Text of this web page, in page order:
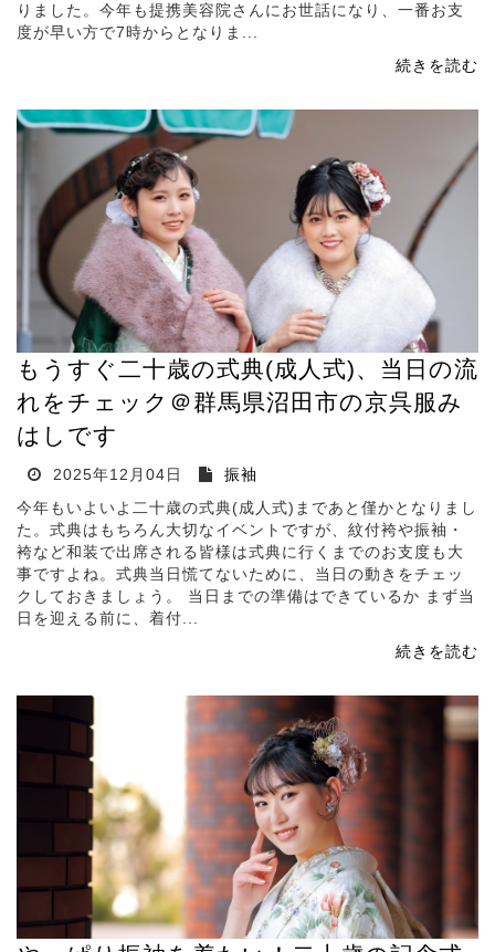
りました。今年も提携美容院さんにお世話になり、一番お支
度が早い方で7時からとなりま...
続きを読む
もうすぐ二十歳の式典(成人式)、当日の流
れをチェック＠群馬県沼田市の京呉服み
はしです
2025年12月04日
振袖
今年もいよいよ二十歳の式典(成人式)まであと僅かとなりまし
た。式典はもちろん大切なイベントですが、紋付袴や振袖・
袴など和装で出席される皆様は式典に行くまでのお支度も大
事ですよね。式典当日慌てないために、当日の動きをチェッ
クしておきましょう。 当日までの準備はできているか まず当
日を迎える前に、着付...
続きを読む